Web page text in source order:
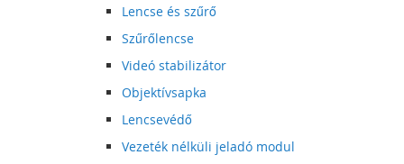
Lencse és szűrő
Szűrőlencse
Videó stabilizátor
Objektívsapka
Lencsevédő
Vezeték nélküli jeladó modul